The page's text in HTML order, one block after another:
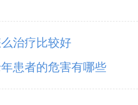
治疗比较好
患者的危害有哪些